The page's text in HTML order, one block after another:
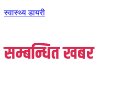
स्वास्थ्य डायरी
सम्बन्धित खबर